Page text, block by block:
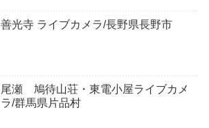
善光寺 ライブカメラ/長野県長野市
尾瀬 鳩待山荘・東電小屋ライブカメ
ラ/群馬県片品村